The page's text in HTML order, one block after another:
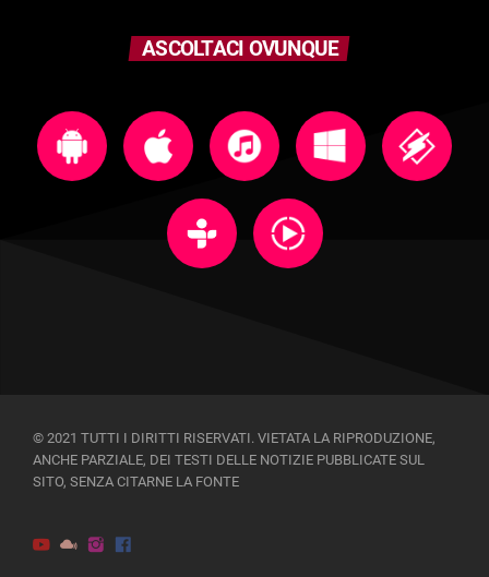
ASCOLTACI OVUNQUE
© 2021 TUTTI I DIRITTI RISERVATI. VIETATA LA RIPRODUZIONE,
ANCHE PARZIALE, DEI TESTI DELLE NOTIZIE PUBBLICATE SUL
SITO, SENZA CITARNE LA FONTE